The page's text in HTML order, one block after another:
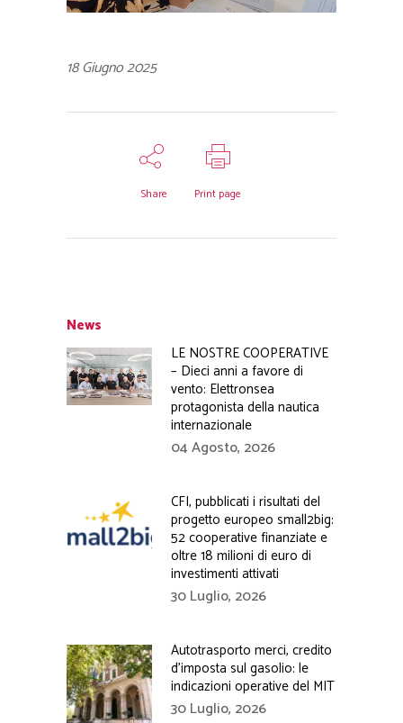
18 Giugno 2025
Share Print page
News
LE NOSTRE COOPERATIVE
– Dieci anni a favore di
vento: Elettronsea
protagonista della nautica
internazionale
04 Agosto, 2026
CFI, pubblicati i risultati del
progetto europeo small2big:
52 cooperative finanziate e
oltre 18 milioni di euro di
investimenti attivati
30 Luglio, 2026
Autotrasporto merci, credito
d’imposta sul gasolio: le
indicazioni operative del MIT
30 Luglio, 2026